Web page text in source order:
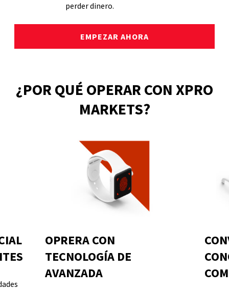
perder dinero.
EMPEZAR AHORA
¿POR QUÉ OPERAR CON XPRO
MARKETS?
OPRERA CON
TECNOLOGÍA DE
AVANZADA